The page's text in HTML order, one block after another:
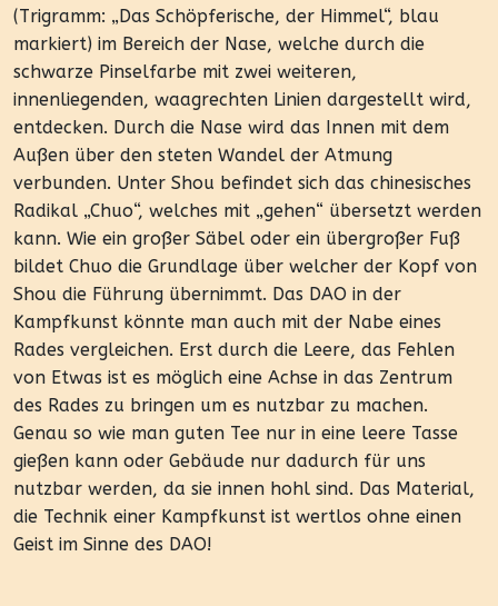
(Trigramm: „Das Schöpferische, der Himmel“, blau
markiert) im Bereich der Nase, welche durch die
schwarze Pinselfarbe mit zwei weiteren,
innenliegenden, waagrechten Linien dargestellt wird,
entdecken. Durch die Nase wird das Innen mit dem
Außen über den steten Wandel der Atmung
verbunden. Unter Shou befindet sich das chinesisches
Radikal „Chuo“, welches mit „gehen“ übersetzt werden
kann. Wie ein großer Säbel oder ein übergroßer Fuß
bildet Chuo die Grundlage über welcher der Kopf von
Shou die Führung übernimmt. Das DAO in der
Kampfkunst könnte man auch mit der Nabe eines
Rades vergleichen. Erst durch die Leere, das Fehlen
von Etwas ist es möglich eine Achse in das Zentrum
des Rades zu bringen um es nutzbar zu machen.
Genau so wie man guten Tee nur in eine leere Tasse
gießen kann oder Gebäude nur dadurch für uns
nutzbar werden, da sie innen hohl sind. Das Material,
die Technik einer Kampfkunst ist wertlos ohne einen
Geist im Sinne des DAO!